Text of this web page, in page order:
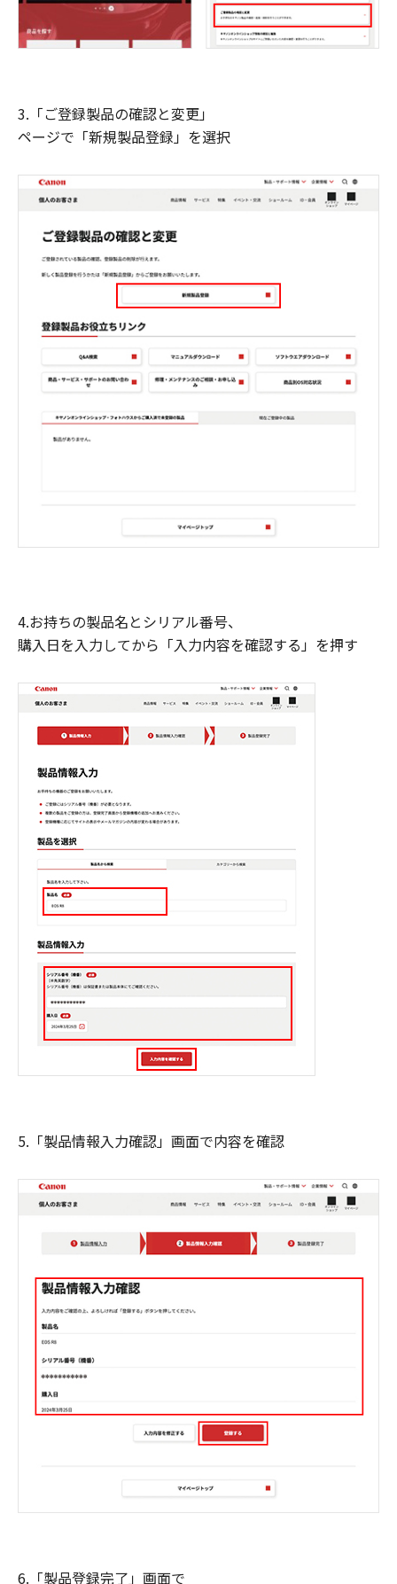
3.「ご登録製品の確認と変更」
ページで「新規製品登録」を選択
4.お持ちの製品名とシリアル番号、
購入日を入力してから「入力内容を確認する」を押す
5.「製品情報入力確認」画面で内容を確認
6.「製品登録完了」画面で